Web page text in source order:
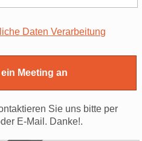
Daten Verarbeitung
Sie uns bitte per
E-Mail. Danke!.